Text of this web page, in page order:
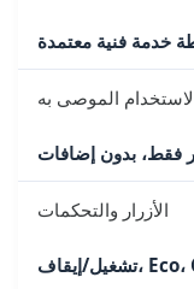
خدمة فنية معتمدة
الموصى به
فقط، بدون إضافات
الأزرار والتحكمات